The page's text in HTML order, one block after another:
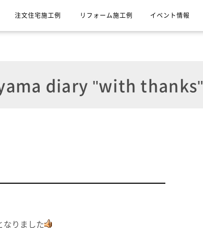
注文住宅施工例 リフォーム施工例 イベント情報
diary "with thanks"
りました